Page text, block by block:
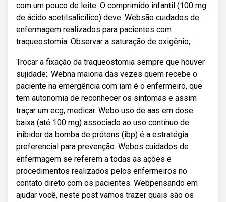
com um pouco de leite. O comprimido infantil (100 mg
de ácido acetilsalicílico) deve. Websão cuidados de
enfermagem realizados para pacientes com
traqueostomia: Observar a saturação de oxigênio;
Trocar a fixação da traqueostomia sempre que houver
sujidade;. Webna maioria das vezes quem recebe o
paciente na emergência com iam é o enfermeiro, que
tem autonomia de reconhecer os sintomas e assim
traçar um ecg, medicar. Webo uso de aas em dose
baixa (até 100 mg) associado ao uso contínuo de
inibidor da bomba de prótons (ibp) é a estratégia
preferencial para prevenção. Webos cuidados de
enfermagem se referem a todas as ações e
procedimentos realizados pelos enfermeiros no
contato direto com os pacientes. Webpensando em
ajudar você, neste post vamos trazer quais são os